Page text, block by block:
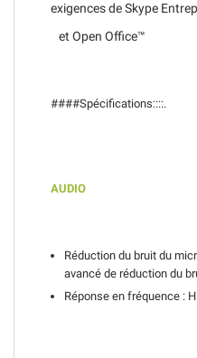
exigences de Skype
et Open Office™
####Spécifications::::.
AUDIO
Réduction du bruit du
avancé de réduction du
Réponse en fréquence :